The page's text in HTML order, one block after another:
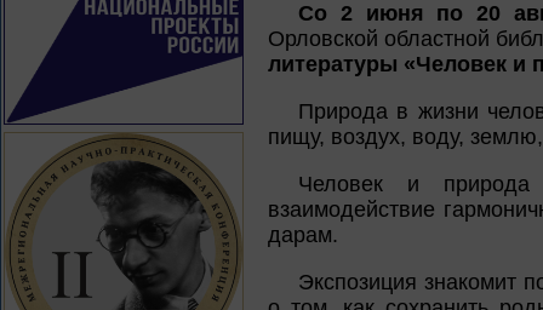
Сo 2 июня по 20
Орловской областной
литературы «Человек и
Природа в жизни
пищу, воздух, воду,
Человек и
взаимодействие
дарам.
Экспозиция знакомит